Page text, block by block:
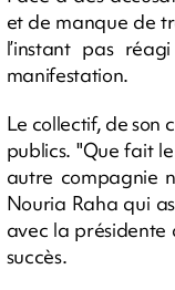
et de manque de
l’instant pas
manifestation.
Le collectif, de son
publics. "Que fait
autre compagnie
Nouria Raha qui
avec la présidente
succès.